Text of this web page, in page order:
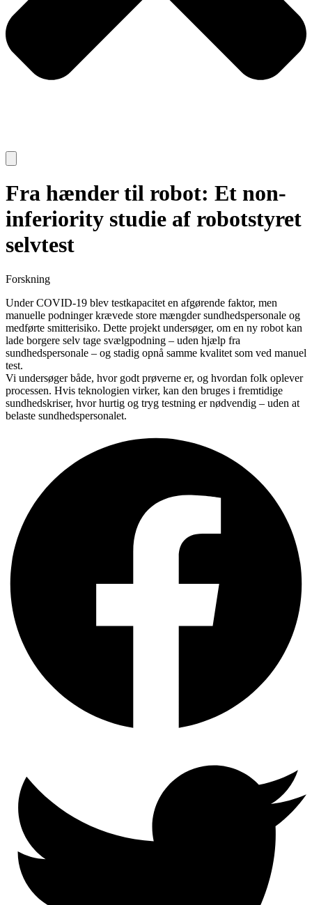
Fra hænder til robot: Et non-
inferiority studie af robotstyret
selvtest
Forskning
Under COVID-19 blev testkapacitet en afgørende faktor, men
manuelle podninger krævede store mængder sundhedspersonale og
medførte smitterisiko. Dette projekt undersøger, om en ny robot kan
lade borgere selv tage svælgpodning – uden hjælp fra
sundhedspersonale – og stadig opnå samme kvalitet som ved manuel
test.
Vi undersøger både, hvor godt prøverne er, og hvordan folk oplever
processen. Hvis teknologien virker, kan den bruges i fremtidige
sundhedskriser, hvor hurtig og tryg testning er nødvendig – uden at
belaste sundhedspersonalet.